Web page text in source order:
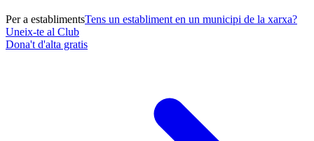
Per a establimentsTens un establiment en un municipi de la xarxa?
Uneix-te al Club
Dona't d'alta gratis